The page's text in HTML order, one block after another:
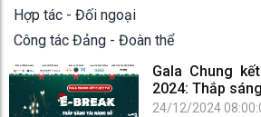
Hợp tác - Đối ngoại
Công tác Đảng - Đoàn thể
Gala Chung
2024: Thắp
24/12/2024